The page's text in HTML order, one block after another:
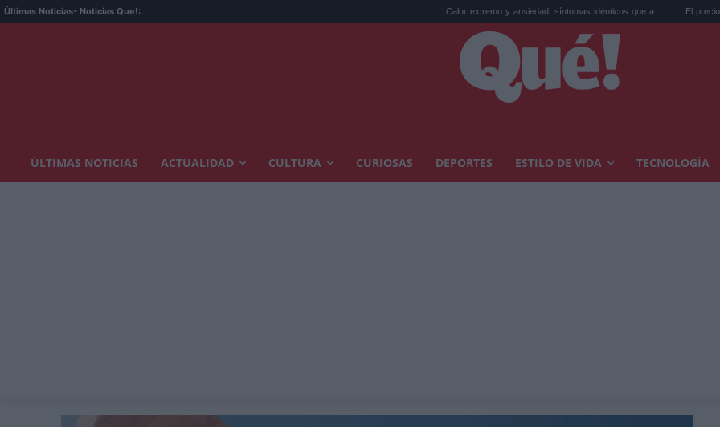
Últimas Noticias- Noticias Que!: Calor extremo y ansiedad: síntomas idénticos que a... El precio de la vivienda
ÚLTIMAS NOTICIAS ACTUALIDAD CULTURA CURIOSAS DEPORTES ESTILO DE VIDA TECNOLOGÍA